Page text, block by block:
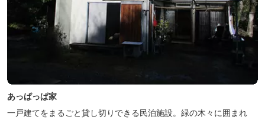
あっぱっぱ家
一戸建てをまるごと貸し切りできる民泊施設。緑の木々に囲まれ